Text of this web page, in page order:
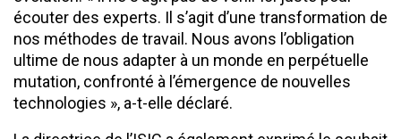
écouter des experts. Il s’agit d’une transformation de
nos méthodes de travail. Nous avons l’obligation
ultime de nous adapter à un monde en perpétuelle
mutation, confronté à l’émergence de nouvelles
technologies », a-t-elle déclaré.